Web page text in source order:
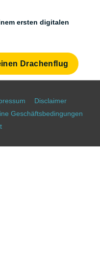
ersten digitalen
Drachenflug
Disclaimer
Geschäftsbedingungen